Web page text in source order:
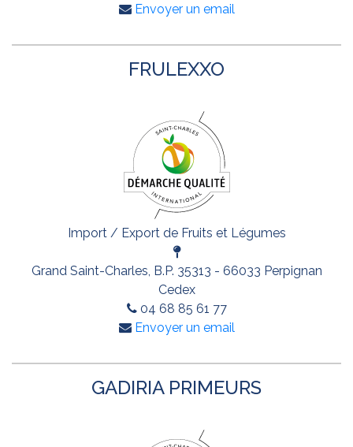
Envoyer un email
FRULEXXO
Import / Export de Fruits et Légumes
Grand Saint-Charles, B.P. 35313 - 66033 Perpignan
Cedex
04 68 85 61 77
Envoyer un email
GADIRIA PRIMEURS